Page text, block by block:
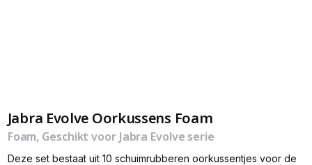
Jabra Evolve Oorkussens Foam
Foam, Geschikt voor Jabra Evolve serie
Deze set bestaat uit 10 schuimrubberen oorkussentjes voor de